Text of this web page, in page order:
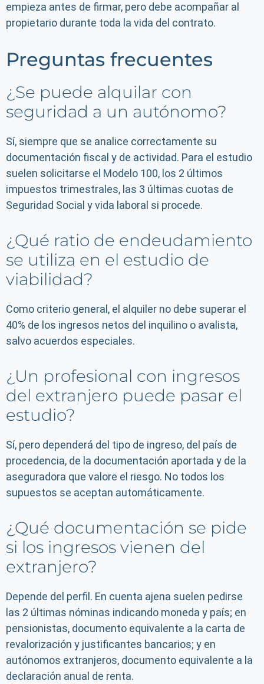
empieza antes de firmar, pero debe acompañar al
propietario durante toda la vida del contrato.
Preguntas frecuentes
¿Se puede alquilar con
seguridad a un autónomo?
Sí, siempre que se analice correctamente su
documentación fiscal y de actividad. Para el estudio
suelen solicitarse el Modelo 100, los 2 últimos
impuestos trimestrales, las 3 últimas cuotas de
Seguridad Social y vida laboral si procede.
¿Qué ratio de endeudamiento
se utiliza en el estudio de
viabilidad?
Como criterio general, el alquiler no debe superar el
40% de los ingresos netos del inquilino o avalista,
salvo acuerdos especiales.
¿Un profesional con ingresos
del extranjero puede pasar el
estudio?
Sí, pero dependerá del tipo de ingreso, del país de
procedencia, de la documentación aportada y de la
aseguradora que valore el riesgo. No todos los
supuestos se aceptan automáticamente.
¿Qué documentación se pide
si los ingresos vienen del
extranjero?
Depende del perfil. En cuenta ajena suelen pedirse
las 2 últimas nóminas indicando moneda y país; en
pensionistas, documento equivalente a la carta de
revalorización y justificantes bancarios; y en
autónomos extranjeros, documento equivalente a la
declaración anual de renta.